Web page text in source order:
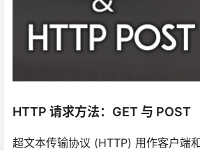
HTTP 请求方法：GET 与 POST
超文本传输​​协议 (HTTP) 用作客户端